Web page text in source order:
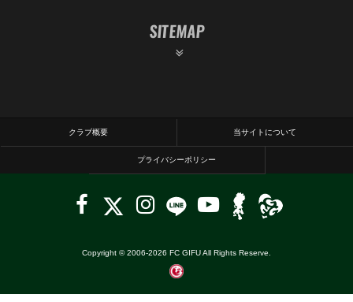
SITEMAP
クラブ概要 当サイトについて
プライバシーポリシー
Copyright © 2006-2026 FC GIFU All Rights Reserve.